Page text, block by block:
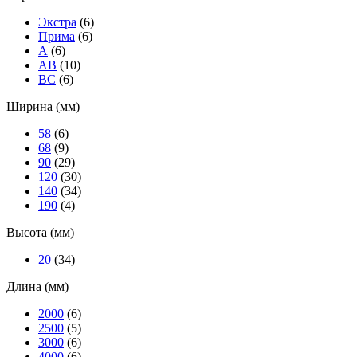
Экстра (6)
Прима (6)
А (6)
АВ (10)
ВС (6)
Ширина (мм)
58 (6)
68 (9)
90 (29)
120 (30)
140 (34)
190 (4)
Высота (мм)
20 (34)
Длина (мм)
2000 (6)
2500 (5)
3000 (6)